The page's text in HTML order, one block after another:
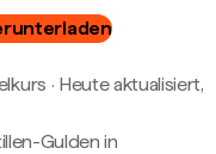
· Heute aktualisiert,
Gulden in